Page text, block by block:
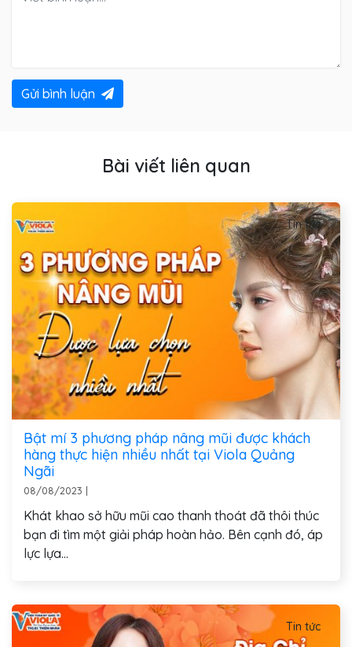
Gửi bình luận
Bài viết liên quan
Tin tức
Bật mí 3 phương pháp nâng mũi được khách
hàng thực hiện nhiều nhất tại Viola Quảng
Ngãi
08/08/2023 |
Khát khao sở hữu mũi cao thanh thoát đã thôi thúc
bạn đi tìm một giải pháp hoàn hảo. Bên cạnh đó, áp
lực lựa...
Tin tức